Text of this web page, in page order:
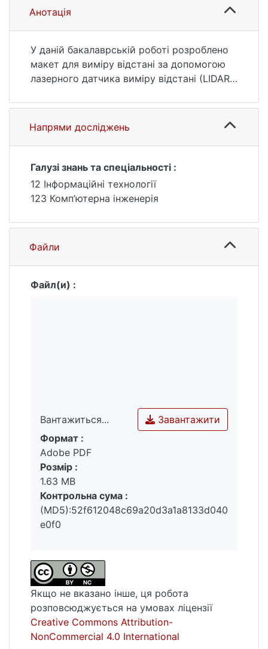
URL:
https://ir.library.knu.ua/handle/123456789/28
Анотація
У даній бакалаврській роботі розроблено
макет для виміру відстані за допомогою
лазерного датчика виміру відстані (LIDAR).
в лабораторній роботі з курсу
«Периферійні пристрої». Також
розроблена документації до лабораторної
Розроблений макет використовується для
виміру відстані на короткі дистанції, на
базі апаратно-обчислювальної платформи
Arduino, переваги якої розглянуті цій
роботі.
Напрями досліджень
Галузі знань та спеціальності :
12 Інформаційні технології
123 Комп’ютерна інженерія
Файли
Файл(и) :
Вантажиться...
Вантажиться...
Завантажити
Формат :
Adobe PDF
Розмір :
1.63 MB
Контрольна сума :
(MD5):52f612048c69a20d3a1a8133d040
e0f0
Якщо не вказано інше, ця робота
розповсюджується на умовах ліцензії
Creative Commons Attribution-
NonCommercial 4.0 International